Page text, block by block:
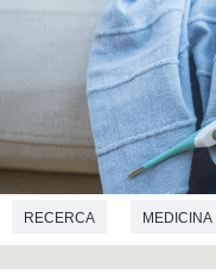
RECERCA MEDICINA